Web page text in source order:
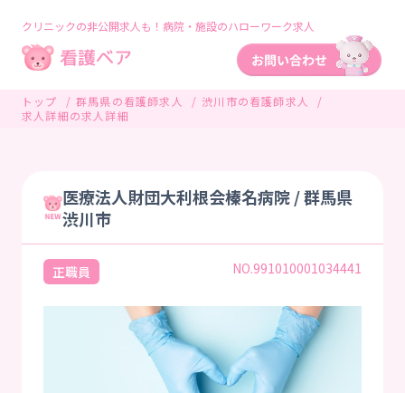
クリニックの非公開求人も！病院・施設のハローワーク求人
トップ 群馬県の看護師求人
渋川市の看護師求人
求人詳細の求人詳細
医療法人財団大利根会榛名病院 / 群馬県
渋川市
正職員 NO.991010001034441